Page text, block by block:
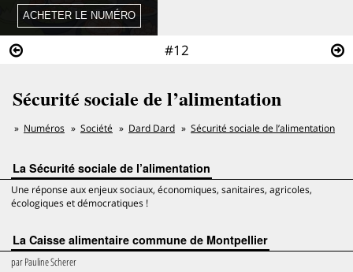
#12
Sécurité sociale de l’alimentation
Numéros Société Dard Dard Sécurité sociale de l’alimentation
La Sécurité sociale de l’alimentation
Une réponse aux enjeux sociaux, économiques, sanitaires, agricoles,
écologiques et démocratiques !
La Caisse alimentaire commune de Montpellier
parPauline Scherer